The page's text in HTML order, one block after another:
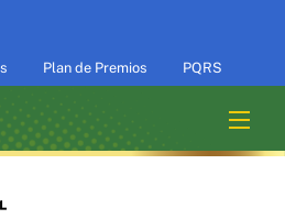
Plan de Premios PQRS